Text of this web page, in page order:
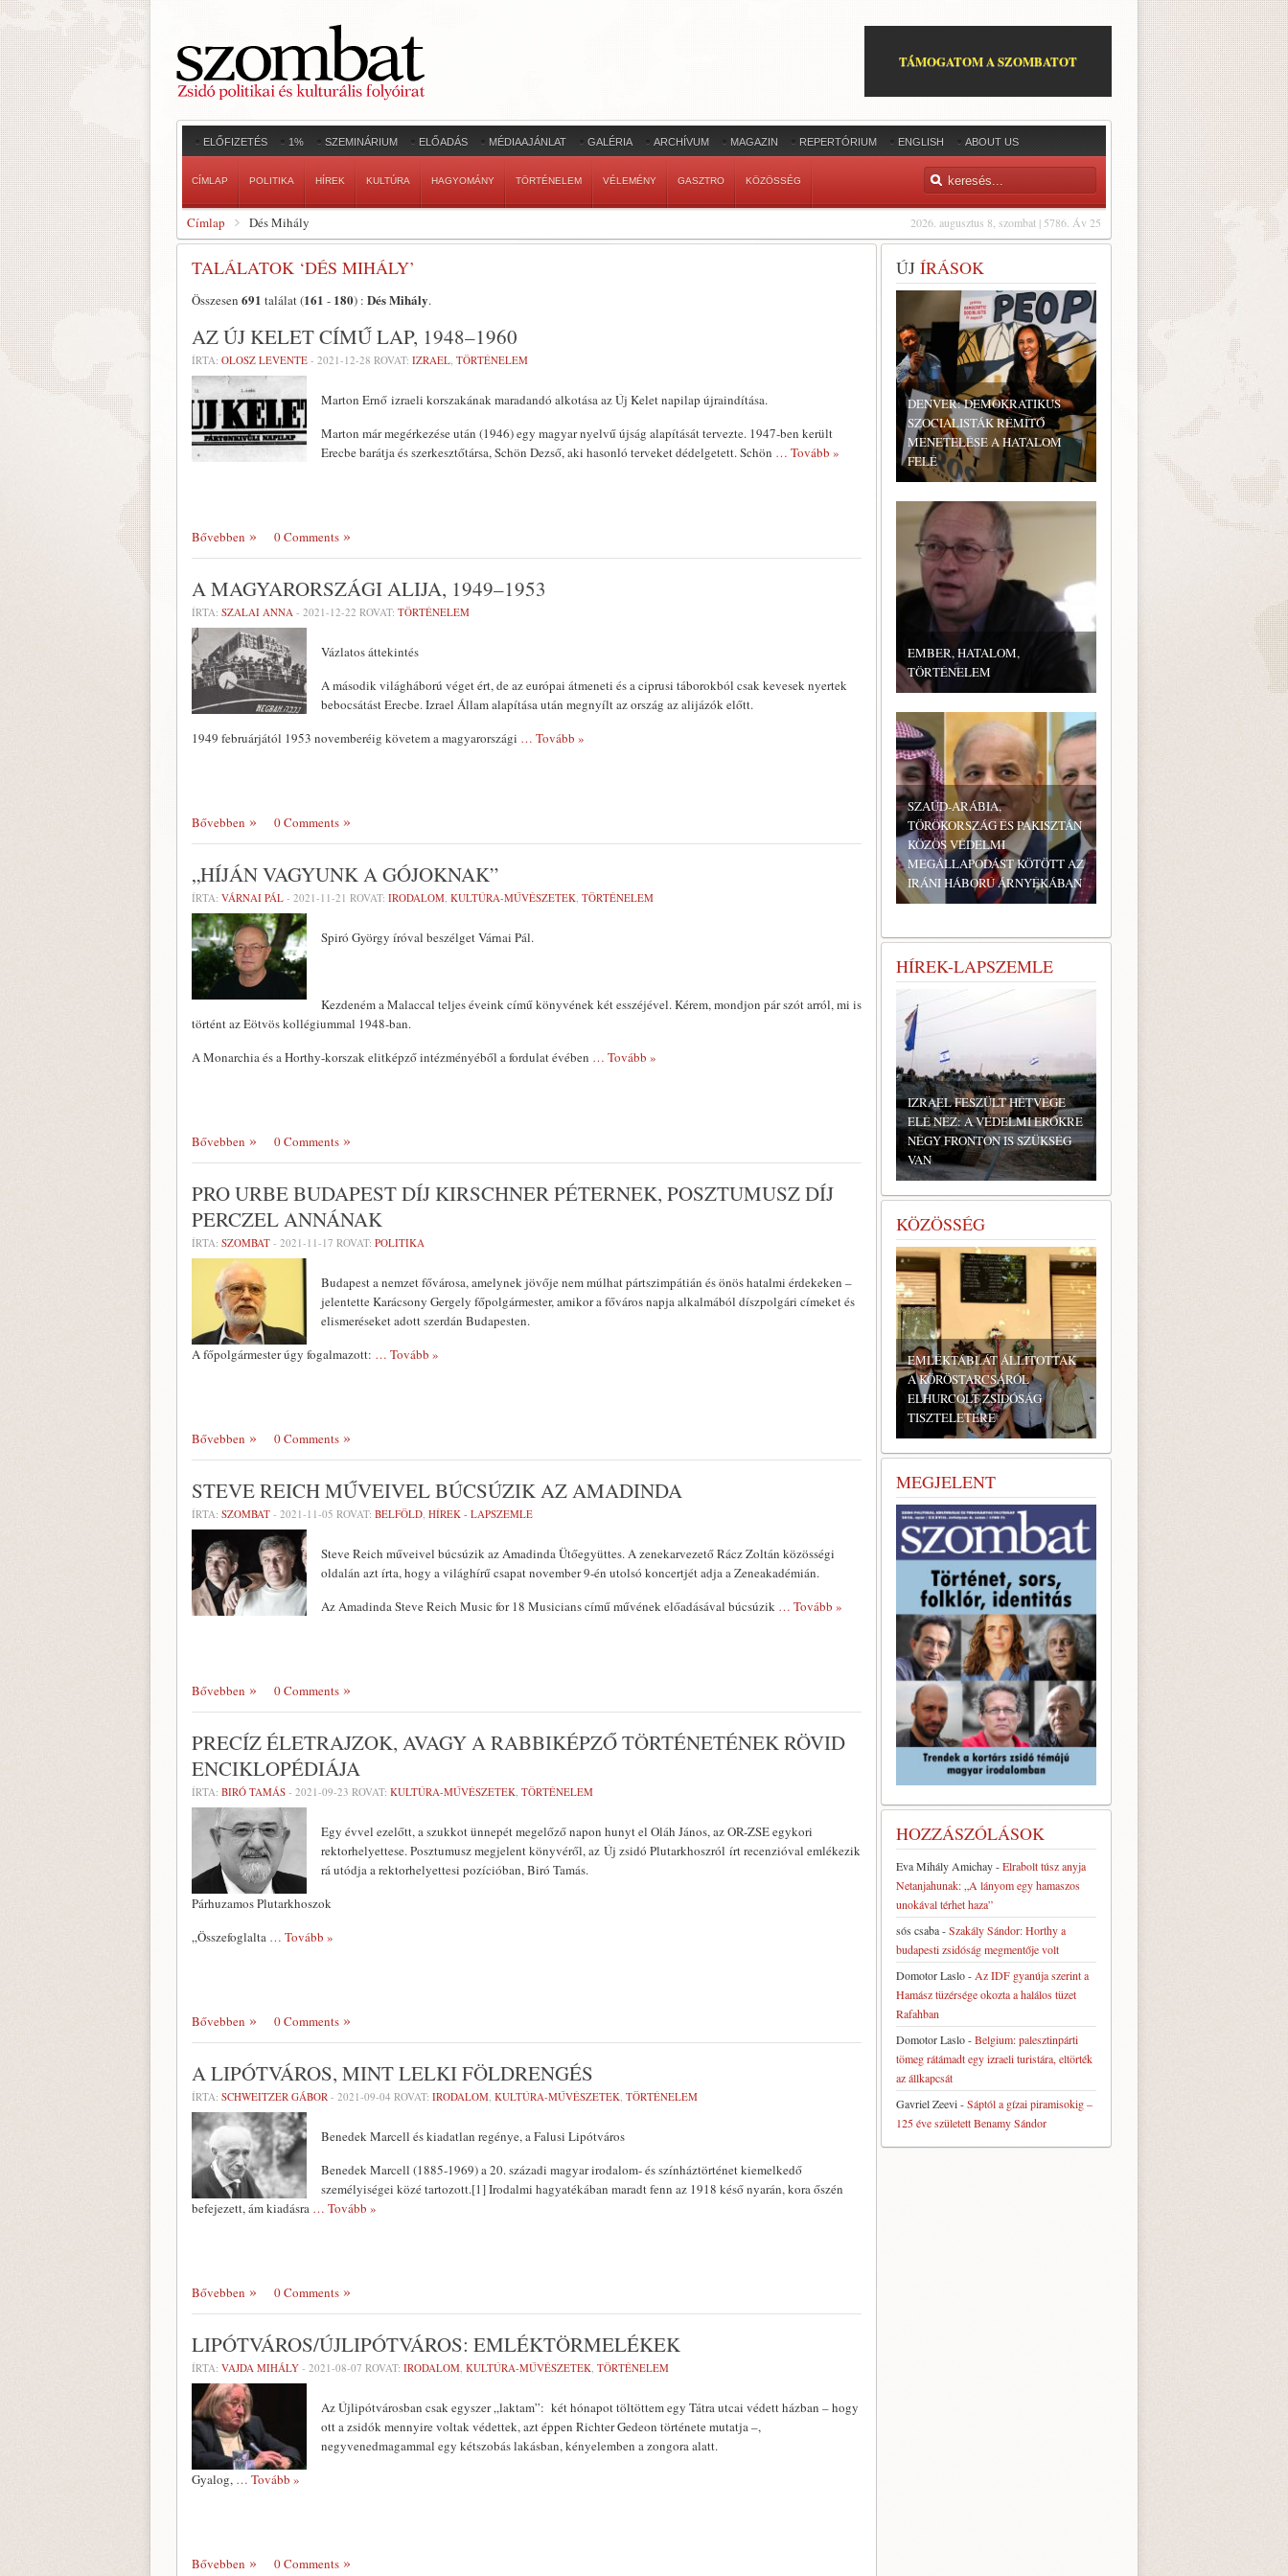
TÁMOGATOM A SZOMBATOT
ELŐFIZETÉS 1% SZEMINÁRIUM ELŐADÁS MÉDIAAJÁNLAT GALÉRIA ARCHÍVUM MAGAZIN REPERTÓRIUM ENGLISH ABOUT US
CÍMLAP POLITIKA HÍREK KULTÚRA HAGYOMÁNY TÖRTÉNELEM VÉLEMÉNY GASZTRO KÖZÖSSÉG
2026. augusztus 8, szombat | 5786. Áv 25
Címlap Dés Mihály
TALÁLATOK ‘DÉS MIHÁLY’
Összesen 691 találat (161 - 180) : Dés Mihály.
AZ ÚJ KELET CÍMŰ LAP, 1948–1960
ÍRTA: OLOSZ LEVENTE - 2021-12-28 ROVAT: IZRAEL, TÖRTÉNELEM
Marton Ernő izraeli korszakának maradandó alkotása az Új Kelet napilap újraindítása.
Marton már megérkezése után (1946) egy magyar nyelvű újság alapítását tervezte. 1947-ben került
Erecbe barátja és szerkesztőtársa, Schön Dezső, aki hasonló terveket dédelgetett. Schön … Tovább »
Bővebben 0 Comments
A MAGYARORSZÁGI ALIJA, 1949–1953
ÍRTA: SZALAI ANNA - 2021-12-22 ROVAT: TÖRTÉNELEM
Vázlatos áttekintés
A második világháború véget ért, de az európai átmeneti és a ciprusi táborokból csak kevesek nyertek
bebocsátást Erecbe. Izrael Állam alapítása után megnyílt az ország az alijázók előtt.
1949 februárjától 1953 novemberéig követem a magyarországi … Tovább »
Bővebben 0 Comments
„HÍJÁN VAGYUNK A GÓJOKNAK”
ÍRTA: VÁRNAI PÁL - 2021-11-21 ROVAT: IRODALOM, KULTÚRA-MŰVÉSZETEK, TÖRTÉNELEM
Spiró György íróval beszélget Várnai Pál.
Kezdeném a Malaccal teljes éveink című könyvének két esszéjével. Kérem, mondjon pár szót arról, mi is
történt az Eötvös kollégiummal 1948-ban.
A Monarchia és a Horthy-korszak elitképző intézményéből a fordulat évében … Tovább »
Bővebben 0 Comments
PRO URBE BUDAPEST DÍJ KIRSCHNER PÉTERNEK, POSZTUMUSZ DÍJ
PERCZEL ANNÁNAK
ÍRTA: SZOMBAT - 2021-11-17 ROVAT: POLITIKA
Budapest a nemzet fővárosa, amelynek jövője nem múlhat pártszimpátián és önös hatalmi érdekeken –
jelentette Karácsony Gergely főpolgármester, amikor a főváros napja alkalmából díszpolgári címeket és
elismeréseket adott szerdán Budapesten.
A főpolgármester úgy fogalmazott: … Tovább »
Bővebben 0 Comments
STEVE REICH MŰVEIVEL BÚCSÚZIK AZ AMADINDA
ÍRTA: SZOMBAT - 2021-11-05 ROVAT: BELFÖLD, HÍREK - LAPSZEMLE
Steve Reich műveivel búcsúzik az Amadinda Ütőegyüttes. A zenekarvezető Rácz Zoltán közösségi
oldalán azt írta, hogy a világhírű csapat november 9-én utolsó koncertjét adja a Zeneakadémián.
Az Amadinda Steve Reich Music for 18 Musicians című művének előadásával búcsúzik … Tovább »
Bővebben 0 Comments
PRECÍZ ÉLETRAJZOK, AVAGY A RABBIKÉPZŐ TÖRTÉNETÉNEK RÖVID
ENCIKLOPÉDIÁJA
ÍRTA: BIRÓ TAMÁS - 2021-09-23 ROVAT: KULTÚRA-MŰVÉSZETEK, TÖRTÉNELEM
Egy évvel ezelőtt, a szukkot ünnepét megelőző napon hunyt el Oláh János, az OR-ZSE egykori
rektorhelyettese. Posztumusz megjelent könyvéről, az Új zsidó Plutarkhoszról írt recenzióval emlékezik
rá utódja a rektorhelyettesi pozícióban, Biró Tamás.
Párhuzamos Plutarkhoszok
„Összefoglalta … Tovább »
Bővebben 0 Comments
A LIPÓTVÁROS, MINT LELKI FÖLDRENGÉS
ÍRTA: SCHWEITZER GÁBOR - 2021-09-04 ROVAT: IRODALOM, KULTÚRA-MŰVÉSZETEK, TÖRTÉNELEM
Benedek Marcell és kiadatlan regénye, a Falusi Lipótváros
Benedek Marcell (1885-1969) a 20. századi magyar irodalom- és színháztörténet kiemelkedő
személyiségei közé tartozott.[1] Irodalmi hagyatékában maradt fenn az 1918 késő nyarán, kora őszén
befejezett, ám kiadásra … Tovább »
Bővebben 0 Comments
LIPÓTVÁROS/ÚJLIPÓTVÁROS: EMLÉKTÖRMELÉKEK
ÍRTA: VAJDA MIHÁLY - 2021-08-07 ROVAT: IRODALOM, KULTÚRA-MŰVÉSZETEK, TÖRTÉNELEM
Az Újlipótvárosban csak egyszer „laktam”: két hónapot töltöttem egy Tátra utcai védett házban – hogy
ott a zsidók mennyire voltak védettek, azt éppen Richter Gedeon története mutatja –,
negyvenedmagammal egy kétszobás lakásban, kényelemben a zongora alatt.
Gyalog, … Tovább »
Bővebben 0 Comments
ÚJ ÍRÁSOK
DENVER: DEMOKRATIKUS
SZOCIALISTÁK RÉMÍTŐ
MENETELÉSE A HATALOM
FELÉ
EMBER, HATALOM,
TÖRTÉNELEM
SZAÚD-ARÁBIA,
TÖRÖKORSZÁG ÉS PAKISZTÁN
KÖZÖS VÉDELMI
MEGÁLLAPODÁST KÖTÖTT AZ
IRÁNI HÁBORÚ ÁRNYÉKÁBAN
HÍREK-LAPSZEMLE
IZRAEL FESZÜLT HÉTVÉGE
ELÉ NÉZ: A VÉDELMI ERŐKRE
NÉGY FRONTON IS SZÜKSÉG
VAN
KÖZÖSSÉG
EMLÉKTÁBLÁT ÁLLÍTOTTAK
A KÖRÖSTARCSÁRÓL
ELHURCOLT ZSIDÓSÁG
TISZTELETÉRE
BONYHÁDI ZSIDÓ NAPOK
MEGJELENT
HOZZÁSZÓLÁSOK
Eva Mihály Amichay-Elrabolt túsz anyja
Netanjahunak: „A lányom egy hamaszos
unokával térhet haza”
sós csaba-Szakály Sándor: Horthy a
budapesti zsidóság megmentője volt
Domotor Laslo- Az IDF gyanúja szerint a
Hamász tüzérsége okozta a halálos tüzet
Rafahban
Domotor Laslo-Belgium: palesztinpárti
tömeg rátámadt egy izraeli turistára, eltörték
az állkapcsát
Gavriel Zeevi-Sáptól a gízai piramisokig –
125 éve született Benamy Sándor